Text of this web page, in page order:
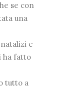
se con
una
e
ha fatto
tutto a